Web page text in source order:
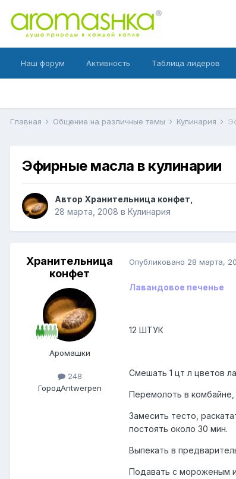
Наш форум Активность Таблица лидеров
Главная Общение на различные темы Кулинария
Эфирные масла в кулинарии
Автор Хранительница конфет
28 марта, 2008 в Кулинария
Хранительница
конфет
Аромашки
248
ГородAntwerpen
Опубликовано 28 марта,
Лавандовое печенье
12 ШТУК
Смешать 1 цт л цветов
Перемолоть в комбайне,
Замесить тесто,
постоять около 30 мин.
Выпекать в
Подавать с мороженым